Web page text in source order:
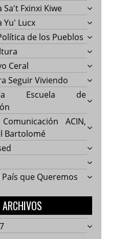
Sa't Fxinxi Kiwe
Yu' Lucx
de los Pueblos
Ceral
Seguir Viviendo
Escuela de
ACIN,
Bartolomé
que Queremos
ARCHIVOS